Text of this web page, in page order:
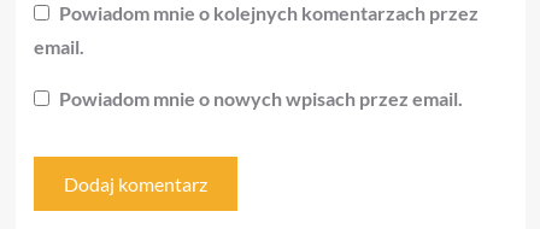
Powiadom mnie o kolejnych komentarzach przez
email.
Powiadom mnie o nowych wpisach przez email.